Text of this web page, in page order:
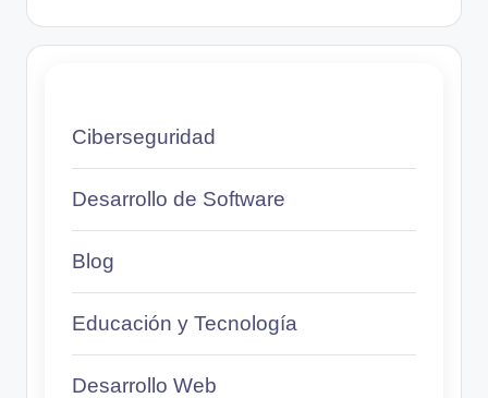
Ciberseguridad
Desarrollo de Software
Blog
Educación y Tecnología
Desarrollo Web